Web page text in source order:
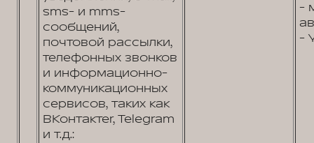
sms- и mms-
сообщений,
почтовой рассылки,
телефонных звонков
и информационно-
коммуникационных
сервисов, таких как
ВКонтактеr, Telegram
и т.д.:
-
-